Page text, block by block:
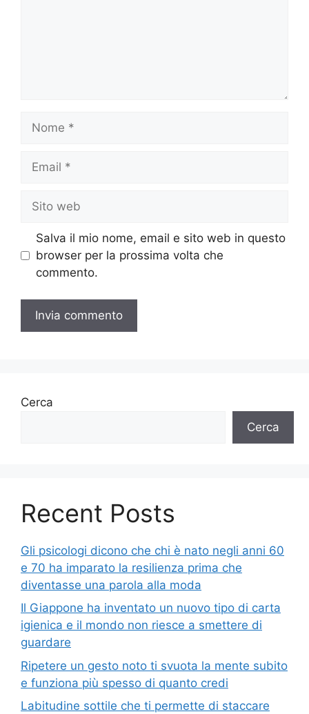
Nome
Email
Sito
web
Salva il mio nome, email e sito web in questo
browser per la prossima volta che
commento.
Cerca
Cerca
Recent Posts
Gli psicologi dicono che chi è nato negli anni 60
e 70 ha imparato la resilienza prima che
diventasse una parola alla moda
Il Giappone ha inventato un nuovo tipo di carta
igienica e il mondo non riesce a smettere di
guardare
Ripetere un gesto noto ti svuota la mente subito
e funziona più spesso di quanto credi
Labitudine sottile che ti permette di staccare